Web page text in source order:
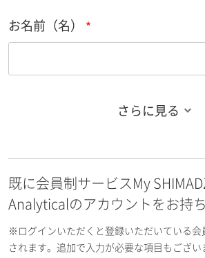
お名前（名）
お名前フリガナ（名）
さらに見る
既に会員制サービスMy
Analyticalのアカウントをお持
※ログインいただくと登録いただいている会
されます。追加で入力が必要な項目もござい